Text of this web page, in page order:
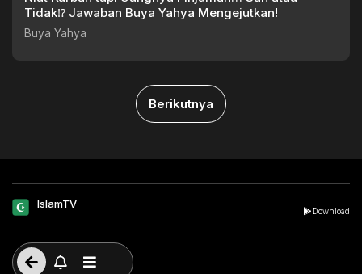
Tidak⁉️ Jawaban Buya Yahya Mengejutkan!
Buya Yahya
Berikutnya
IslamTV
Download